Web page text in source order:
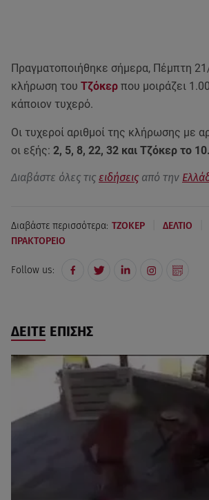
Πραγματοποιήθηκε σήμερα, Πέμπτη
κλήρωση του Τζόκερ που μοιράζει
κάποιον τυχερό.
Οι τυχεροί αριθμοί της κλήρωσης με
οι εξής: 2, 5, 8, 22, 32 και Τζόκερ το 10.
Διαβάστε όλες τις ειδήσεις από την
Διαβάστε περισσότερα: ΤΖΟΚΕΡ ΔΕΛΤΙΟ
ΠΡΑΚΤΟΡΕΙΟ
Follow us:
ΔΕΙΤΕ ΕΠΙΣΗΣ